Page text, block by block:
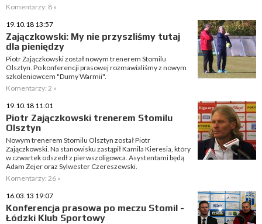
Komentarzy: 8 »
19.10.18 13:57
Zajączkowski: My nie przyszliśmy tutaj
dla pieniędzy
Piotr Zajączkowski został nowym trenerem Stomilu
Olsztyn. Po konferencji prasowej rozmawialiśmy z nowym
szkoleniowcem "Dumy Warmii".
Komentarzy: 2 »
19.10.18 11:01
Piotr Zajączkowski trenerem Stomilu
Olsztyn
Nowym trenerem Stomilu Olsztyn został Piotr
Zajączkowski. Na stanowisku zastąpił Kamila Kieresia, który
w czwartek odszedł z pierwszoligowca. Asystentami będą
Adam Zejer oraz Sylwester Czereszewski.
Komentarzy: 26 »
16.03.13 19:07
Konferencja prasowa po meczu Stomil -
Łódzki Klub Sportowy